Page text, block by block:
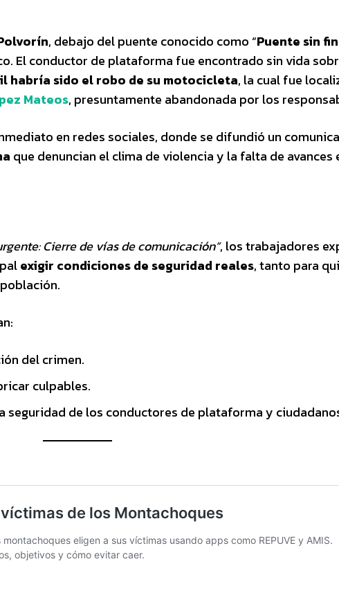
, debajo del puente conocido como “Puente sin fin
El conductor de plataforma fue encontrado sin vida
habría sido el robo de su motocicleta, la cual fue
Mateos, presuntamente abandonada por los
en redes sociales, donde se difundió un
que denuncian el clima de violencia y la falta de avances
Cierre de vías de comunicación”, los trabajadores
exigir condiciones de seguridad reales, tanto para
del crimen.
culpables.
seguridad de los conductores de plataforma y